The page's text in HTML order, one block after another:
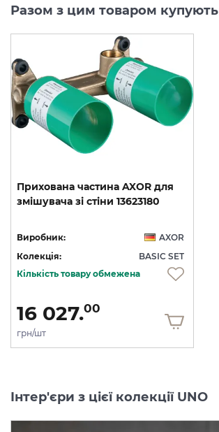
Разом з цим товаром купують
Прихована частина AXOR для
змішувача зі стіни 13623180
Виробник:
AXOR
Колекція:
BASIC SET
Кількість товару обмежена
16 027.00
грн/шт
Інтер'єри з цієї колекції UNO